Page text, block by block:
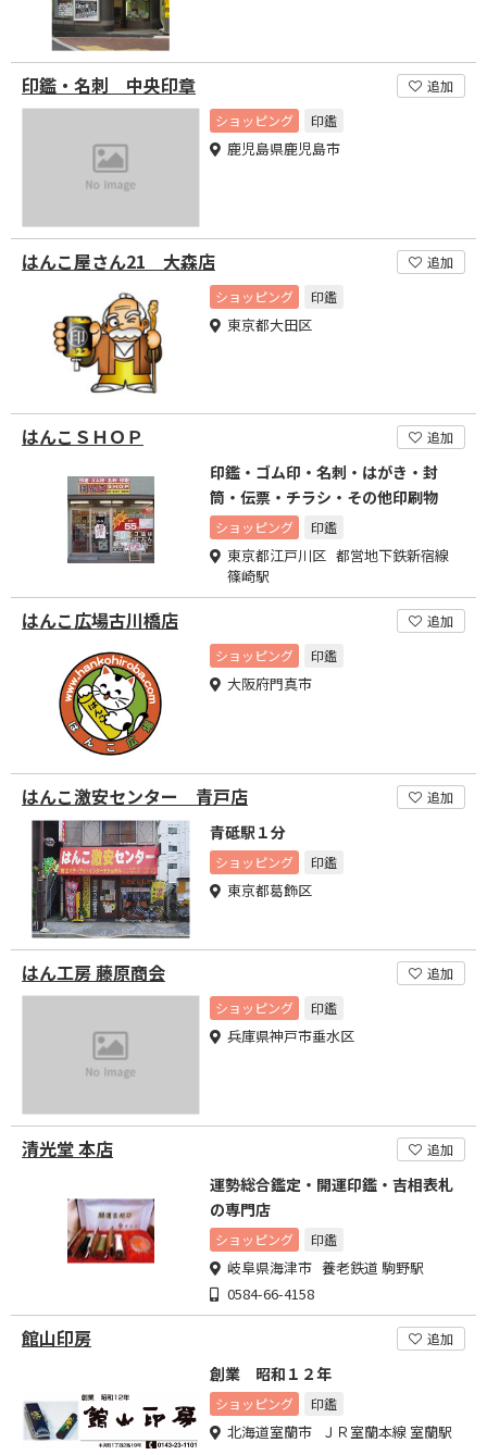
印鑑・名刺 中央印章
追加
ショッピング
印鑑
鹿児島県鹿児島市
はんこ屋さん21 大森店
追加
ショッピング
印鑑
東京都大田区
はんこＳＨＯＰ 追加
印鑑・ゴム印・名刺・はがき・封
筒・伝票・チラシ・その他印刷物
ショッピング 印鑑
東京都江戸川区 都営地下鉄新宿線
篠崎駅
はんこ広場古川橋店
追加
ショッピング
印鑑
大阪府門真市
はんこ激安センター 青戸店 追加
青砥駅１分
ショッピング 印鑑
東京都葛飾区
はん工房 藤原商会
追加
ショッピング
印鑑
兵庫県神戸市垂水区
清光堂 本店 追加
運勢総合鑑定・開運印鑑・吉相表札
の専門店
ショッピング 印鑑
岐阜県海津市 養老鉄道 駒野駅
0584-66-4158
館山印房 追加
創業 昭和１２年
ショッピング 印鑑
北海道室蘭市 ＪＲ室蘭本線 室蘭駅